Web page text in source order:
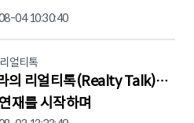
04 10:30:40
얼티톡
의 리얼티톡(Realty Talk)…
재를 시작하며